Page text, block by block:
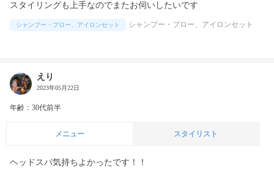
スタイリングも上手なのでまたお伺いしたいです
シャンプー・ブロー、アイロンセット シャンプー・ブロー、アイロンセット
えり
2023年05月22日
年齢：30代前半
メニュー スタイリスト
ヘッドスパ気持ちよかったです！！